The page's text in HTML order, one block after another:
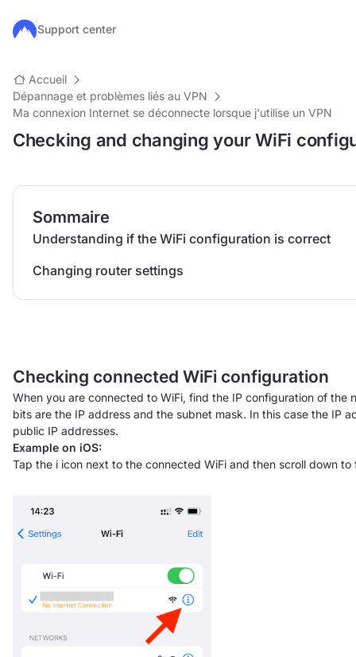
Passer au contenu principal
Support center
Accueil
Dépannage et problèmes liés au VPN
Ma connexion Internet se déconnecte lorsque j'utilise un VPN
Checking and changing your WiFi
Sommaire
Understanding if the WiFi configuration is correct
Changing router settings
Checking connected WiFi configuration
When you are connected to WiFi, find the IP configuration of
bits are the IP address and the subnet mask. In this case the IP
public IP addresses.
Example on iOS:
Tap the i icon next to the connected WiFi and then scroll down